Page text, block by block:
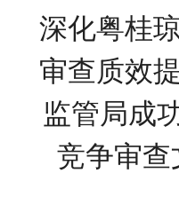
深化粤桂
审查质效
监管局成
竞争审